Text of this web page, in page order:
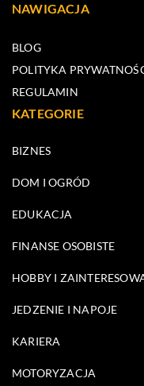
NAWIGACJA
BLOG
POLITYKA
REGULAMIN
KATEGORIE
BIZNES
DOM I OGRÓD
EDUKACJA
FINANSE OSOBISTE
HOBBY I
JEDZENIE I NAPOJE
KARIERA
MOTORYZACJA